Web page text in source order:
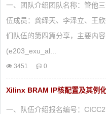
一、团队介绍团队名称：管他
伍成员：龚绎天、李泽立、王
们队伍的第四篇分享，主要内
(e203_exu_al...
3451 0
Xilinx BRAM IP核配置及其例
一、队伍介绍报名编号：